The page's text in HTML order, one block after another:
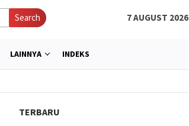
Search 7 AUGUST 2026
LAINNYA INDEKS
TERBARU